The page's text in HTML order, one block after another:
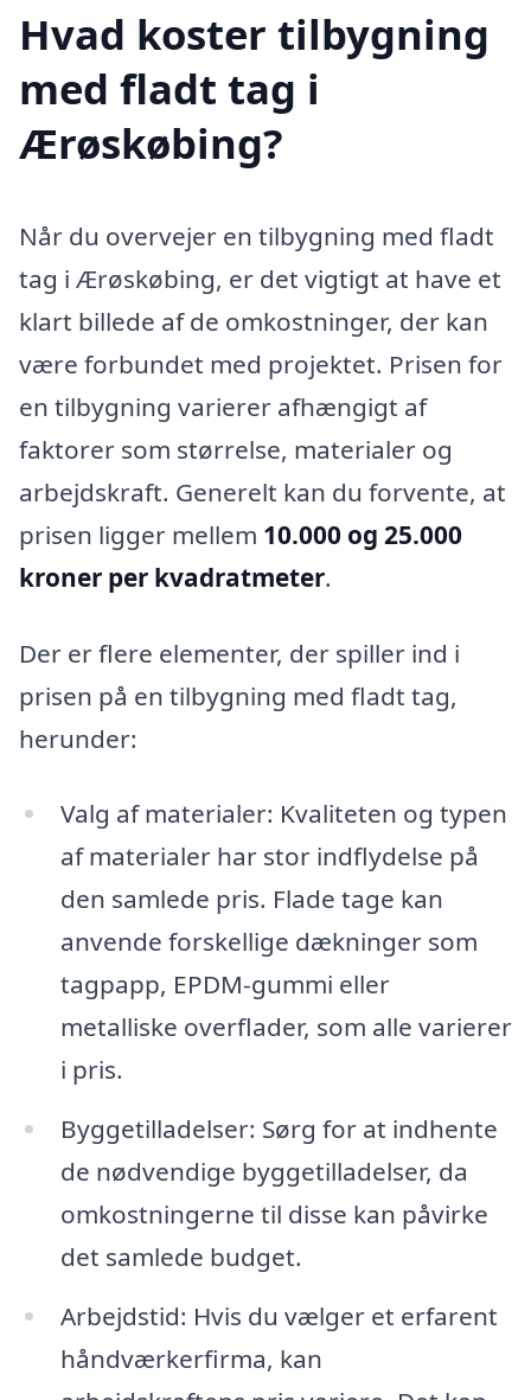
Hvad koster tilbygning
med fladt tag i
Ærøskøbing?
Når du overvejer en tilbygning med fladt
tag i Ærøskøbing, er det vigtigt at have et
klart billede af de omkostninger, der kan
være forbundet med projektet. Prisen for
en tilbygning varierer afhængigt af
faktorer som størrelse, materialer og
arbejdskraft. Generelt kan du forvente, at
prisen ligger mellem 10.000 og 25.000
kroner per kvadratmeter.
Der er flere elementer, der spiller ind i
prisen på en tilbygning med fladt tag,
herunder:
Valg af materialer: Kvaliteten og typen
af materialer har stor indflydelse på
den samlede pris. Flade tage kan
anvende forskellige dækninger som
tagpapp, EPDM-gummi eller
metalliske overflader, som alle varierer
i pris.
Byggetilladelser: Sørg for at indhente
de nødvendige byggetilladelser, da
omkostningerne til disse kan påvirke
det samlede budget.
Arbejdstid: Hvis du vælger et erfarent
håndværkerfirma, kan